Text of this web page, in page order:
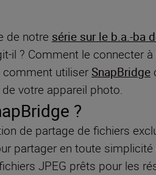
de notre série sur le b.a.-ba
il ? Comment le
comment utiliser SnapBridge
votre appareil photo.
?
de partage de fichiers
partager en toute
JPEG prêts pour les